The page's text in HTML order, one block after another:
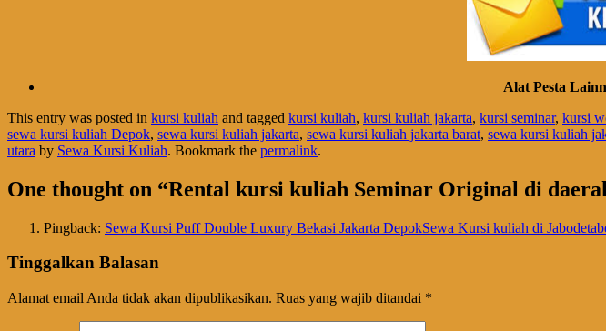
Alat Pesta
This entry was posted in kursi kuliah and tagged kursi kuliah, kursi kuliah jakarta, kursi seminar, kursi
sewa kursi kuliah Depok, sewa kursi kuliah jakarta, sewa kursi kuliah jakarta barat, sewa kursi kuliah
utara by Sewa Kursi Kuliah. Bookmark the permalink.
One thought on “Rental kursi kuliah Seminar Original di
Pingback: Sewa Kursi Puff Double Luxury Bekasi Jakarta DepokSewa Kursi kuliah di
Tinggalkan Balasan
Alamat email Anda tidak akan dipublikasikan. Ruas yang wajib ditandai *